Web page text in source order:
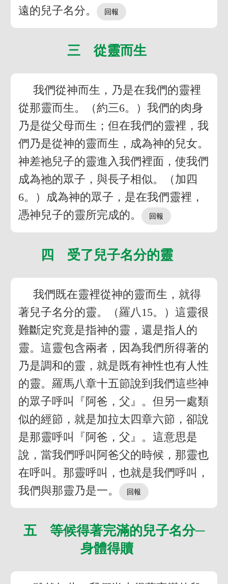
遠的兒子名分。
三 從靈而生
我們從神而生，乃是在我們的靈裡
從那靈而生。（約三6。）我們的肉身
乃是從父母而生；但在我們的靈裡，我
們乃是從神的靈而生，成為神的兒女。
神差祂兒子的靈進入我們裡面，使我們
成為祂的眾子，與長子相似。（加四
6。）成為神的眾子，是在我們靈裡，
憑神兒子的靈所完成的。
四 受了兒子名分的靈
我們既在靈裡從神的靈而生，就得
著兒子名分的靈。（羅八15。）這靈很
難斷定究竟是指神的靈，還是指人的
靈。這靈包含兩者，因為我們所得著的
乃是調和的靈，就是既有神性也有人性
的靈。羅馬八章十五節說到我們這些神
的眾子呼叫『阿爸，父』。但另一處類
似的經節，就是加拉太四章六節，卻說
是那靈呼叫『阿爸，父』。這意思是
說，當我們呼叫阿爸父的時候，那靈也
在呼叫。那靈呼叫，也就是我們呼叫，
我們與那靈乃是一。
五 等候得著完滿的兒子名分─
身體得贖